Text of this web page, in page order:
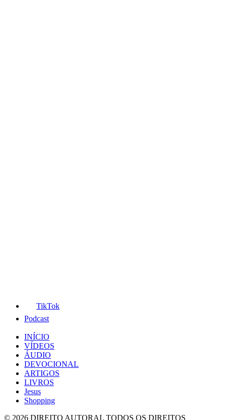
TikTok
Podcast
INÍCIO
VÍDEOS
ÁUDIO
DEVOCIONAL
ARTIGOS
LIVROS
Jesus
Shopping
© 2026 DIREITO AUTORAL TODOS OS DIREITOS